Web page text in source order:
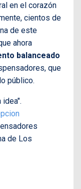
en el corazón
cientos de
de este
ahora
balanceado
que
público.
idea".
de Los